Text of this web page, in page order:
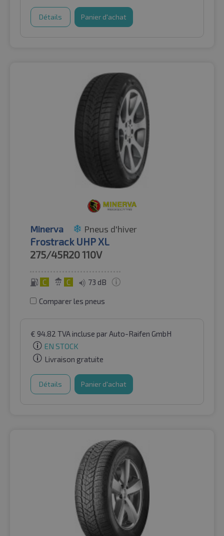
Détails Panier d'achat
Minerva Pneus d'hiver
Frostrack UHP XL
275/45R20110V
C C 73 dB
Comparer les pneus
€ 94.82 TVA incluse par Auto-Raifen GmbH
EN STOCK
Livraison gratuite
Détails Panier d'achat